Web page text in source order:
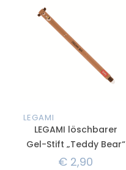
LEGAMI
LEGAMI löschbarer
Gel-Stift „Teddy Bear“
€ 2,90